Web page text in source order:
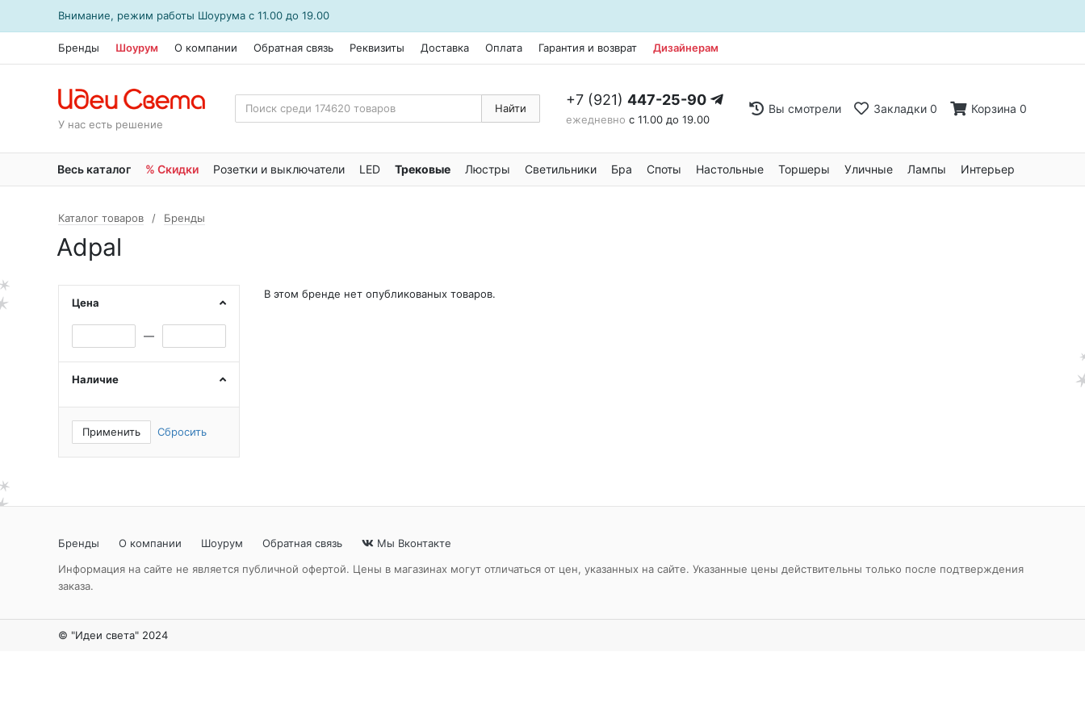
Внимание, режим работы Шоурума с 11.00 до 19.00
Бренды Шоурум О компании Обратная связь Реквизиты Доставка Оплата Гарантия и возврат Дизайнерам
У нас есть решение
Найти +7 (921) 447-25-90
ежедневно с 11.00 до 19.00
Вы смотрели Закладки 0 Корзина 0
Весь каталог % Скидки Розетки и выключатели LED Трековые Люстры Светильники Бра Споты Настольные Торшеры Уличные Лампы Интерьер
Каталог товаров Бренды
Adpal
Цена
—
Наличие
Применить Сбросить
В этом бренде нет опубликованых товаров.
Бренды О компании Шоурум Обратная связь
Мы Вконтакте
Информация на сайте не является публичной офертой. Цены в магазинах могут отличаться от цен, указанных на сайте. Указанные цены действительны только после подтверждения
заказа.
© "Идеи света" 2024